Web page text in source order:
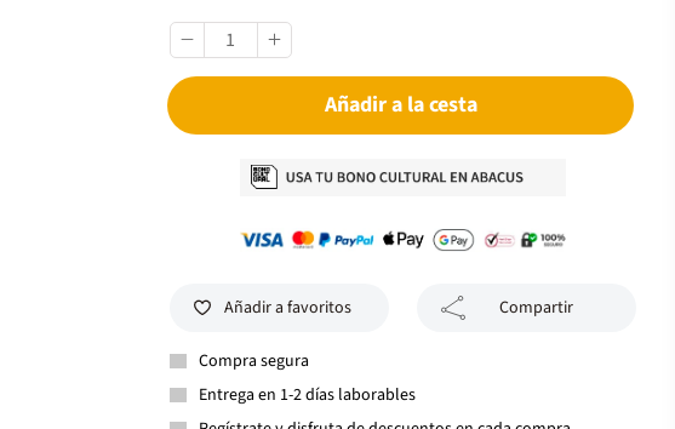
Añadir a la cesta
Añadir a favoritos Compartir
Compra segura
Entrega en 1-2 días laborables